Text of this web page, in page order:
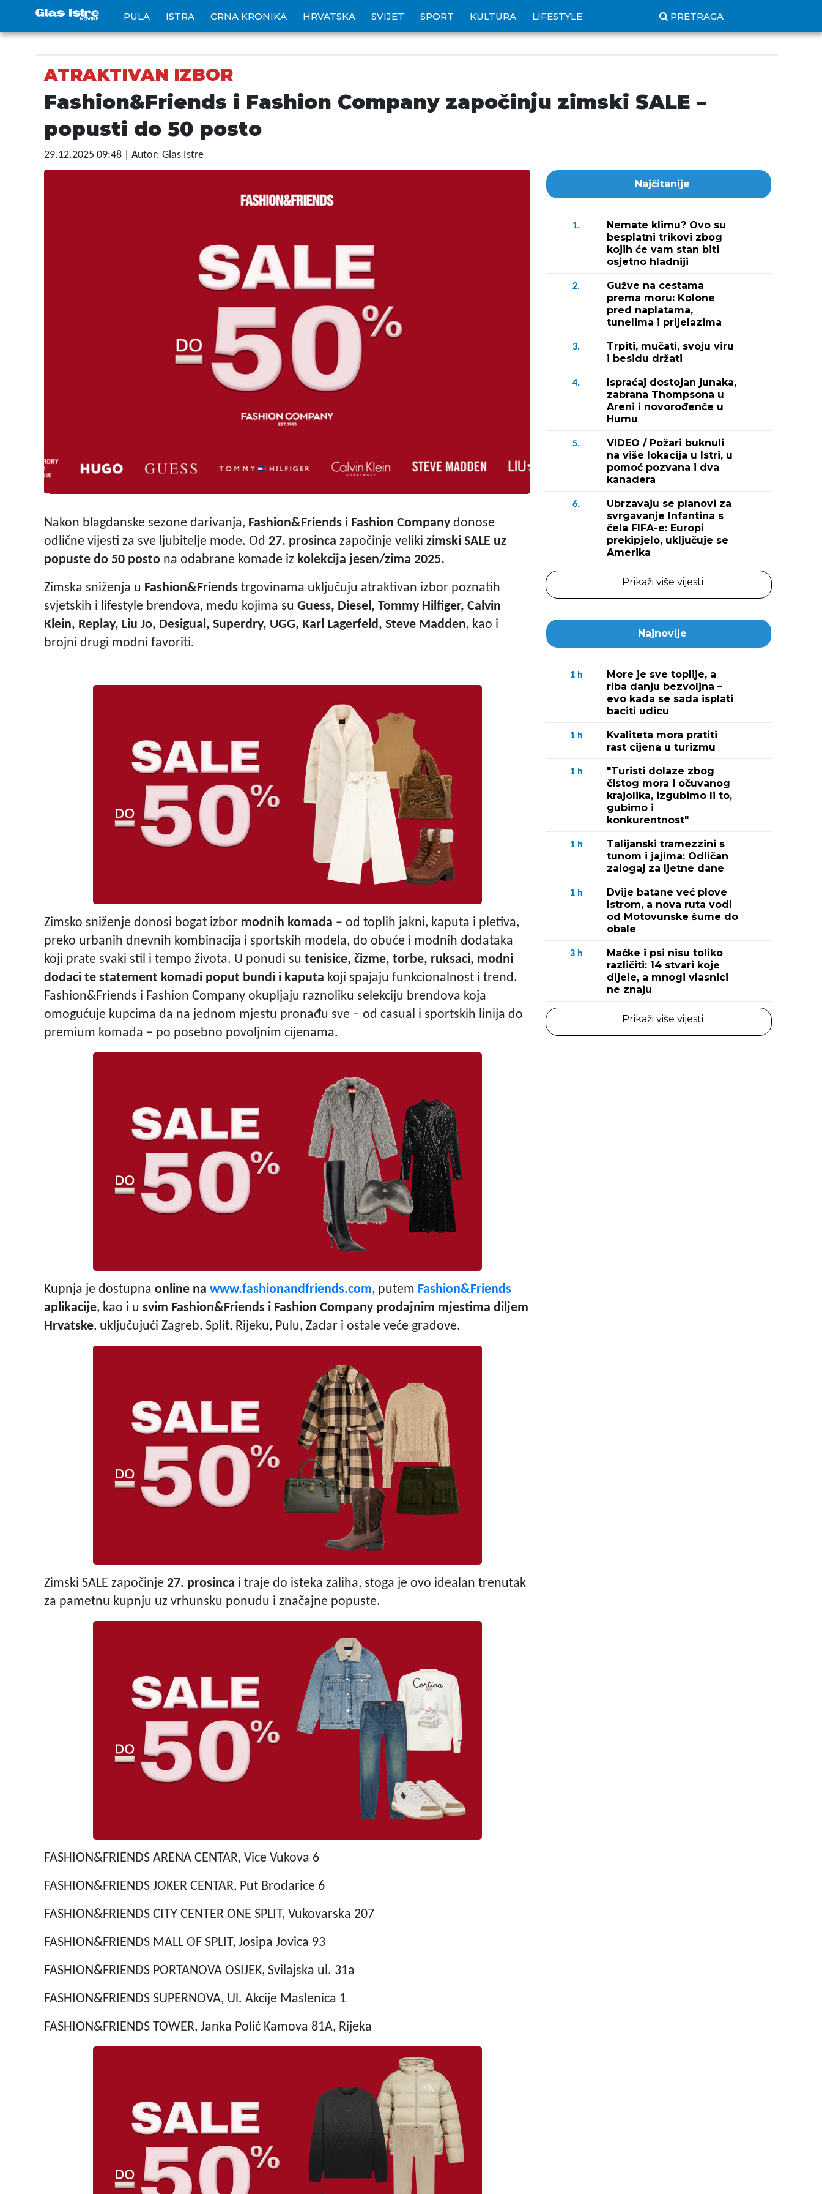
PULA ISTRA CRNA KRONIKA HRVATSKA SVIJET SPORT KULTURA LIFESTYLE PRETRAGA
ATRAKTIVAN IZBOR
Fashion&Friends i Fashion Company započinju zimski SALE –
popusti do 50 posto
29.12.2025 09:48 | Autor: Glas Istre
Nakon blagdanske sezone darivanja, Fashion&Friends i Fashion Companydonose
odlične vijesti za sve ljubitelje mode. Od 27. prosinca započinje veliki zimski SALE uz
popuste do 50 posto na odabrane komade iz kolekcija jesen/zima 2025.
Zimska sniženja u Fashion&Friends trgovinama uključuju atraktivan izbor poznatih
svjetskih i lifestyle brendova, među kojima su Guess, Diesel, Tommy Hilfiger, Calvin
Klein, Replay, Liu Jo, Desigual, Superdry, UGG, Karl Lagerfeld, Steve Madden, kao i
brojni drugi modni favoriti.
Zimsko sniženje donosi bogat izbor modnih komada – od toplih jakni, kaputa i pletiva,
preko urbanih dnevnih kombinacija i sportskih modela, do obuće i modnih dodataka
koji prate svaki stil i tempo života. U ponudi su tenisice, čizme, torbe, ruksaci, modni
dodaci te statement komadi poput bundi i kaputa koji spajaju funkcionalnost i trend.
Fashion&Friends i Fashion Company okupljaju raznoliku selekciju brendova koja
omogućuje kupcima da na jednom mjestu pronađu sve – od casual i sportskih linija do
premium komada – po posebno povoljnim cijenama.
Kupnja je dostupna online na www.fashionandfriends.com, putem Fashion&Friends
aplikacije, kao i u svim Fashion&Friends i Fashion Company prodajnim mjestima diljem
Hrvatske, uključujući Zagreb, Split, Rijeku, Pulu, Zadar i ostale veće gradove.
Zimski SALE započinje 27. prosinca i traje do isteka zaliha, stoga je ovo idealan trenutak
za pametnu kupnju uz vrhunsku ponudu i značajne popuste.
FASHION&FRIENDS ARENA CENTAR, Vice Vukova 6
FASHION&FRIENDS JOKER CENTAR, Put Brodarice 6
FASHION&FRIENDS CITY CENTER ONE SPLIT, Vukovarska 207
FASHION&FRIENDS MALL OF SPLIT, Josipa Jovica 93
FASHION&FRIENDS PORTANOVA OSIJEK, Svilajska ul. 31a
FASHION&FRIENDS SUPERNOVA, Ul. Akcije Maslenica 1
FASHION&FRIENDS TOWER, Janka Polić Kamova 81A, Rijeka
Najčitanije
1.
Nemate klimu? Ovo su
besplatni trikovi zbog
kojih će vam stan biti
osjetno hladniji
2.
Gužve na cestama
prema moru: Kolone
pred naplatama,
tunelima i prijelazima
3.
Trpiti, mučati, svoju viru
i besidu držati
4.
Ispraćaj dostojan junaka,
zabrana Thompsona u
Areni i novorođenče u
Humu
5.
VIDEO / Požari buknuli
na više lokacija u Istri, u
pomoć pozvana i dva
kanadera
6.
Ubrzavaju se planovi za
svrgavanje Infantina s
čela FIFA-e: Europi
prekipjelo, uključuje se
Amerika
Prikaži više vijesti
Najnovije
1 h
More je sve toplije, a
riba danju bezvoljna –
evo kada se sada isplati
baciti udicu
1 h
Kvaliteta mora pratiti
rast cijena u turizmu
1 h
"Turisti dolaze zbog
čistog mora i očuvanog
krajolika, izgubimo li to,
gubimo i
konkurentnost"
1 h
Talijanski tramezzini s
tunom i jajima: Odličan
zalogaj za ljetne dane
1 h
Dvije batane već plove
Istrom, a nova ruta vodi
od Motovunske šume do
obale
3 h
Mačke i psi nisu toliko
različiti: 14 stvari koje
dijele, a mnogi vlasnici
ne znaju
Prikaži više vijesti